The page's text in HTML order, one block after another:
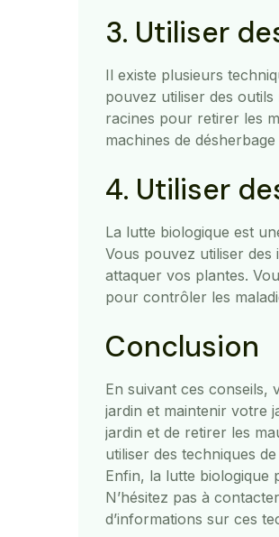
3. Utiliser
Il existe plusieurs
pouvez utiliser des
racines pour retirer les
machines de
4. Utiliser
La lutte biologique est
Vous pouvez utiliser
attaquer vos plantes.
pour contrôler les
Conclusion
En suivant ces conseils,
jardin et maintenir votre
jardin et de retirer les
utiliser des techniques
Enfin, la lutte biologique
N’hésitez pas à
d’informations sur ces